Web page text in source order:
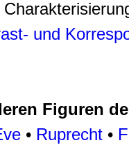
und
Figuren
• Ruprecht •